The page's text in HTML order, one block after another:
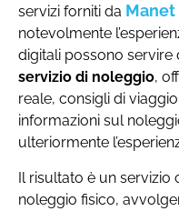
servizi forniti da
notevolmente
digitali possono servire
servizio di noleggio,
reale, consigli di
informazioni sul
ulteriormente
Il risultato è un servizio
noleggio fisico,